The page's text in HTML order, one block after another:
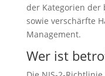
der Kategorien der
sowie verschärfte
Management.
Wer ist